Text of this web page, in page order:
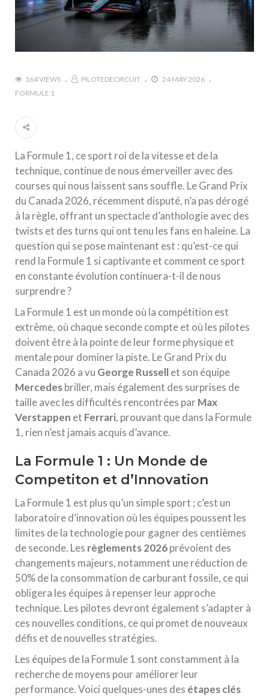
164 VIEWS PILOTEDECIRCUIT
24 MAY 2026
FORMULE 1
La Formule 1, ce sport roi de la vitesse et de la
technique, continue de nous émerveiller avec des
courses qui nous laissent sans souffle. Le Grand Prix
du Canada 2026, récemment disputé, n’a pas dérogé
à la règle, offrant un spectacle d’anthologie avec des
twists et des turns qui ont tenu les fans en haleine. La
question qui se pose maintenant est : qu’est-ce qui
rend la Formule 1 si captivante et comment ce sport
en constante évolution continuera-t-il de nous
surprendre ?
La Formule 1 est un monde où la compétition est
extrême, où chaque seconde compte et où les pilotes
doivent être à la pointe de leur forme physique et
mentale pour dominer la piste. Le Grand Prix du
Canada 2026 a vu George Russellet son équipe
Mercedesbriller, mais également des surprises de
taille avec les difficultés rencontrées parMax
Verstappen et Ferrari, prouvant que dans la Formule
1, rien n’est jamais acquis d’avance.
La Formule 1 : Un Monde de
Competiton et d’Innovation
La Formule 1 est plus qu’un simple sport ; c’est un
laboratoire d’innovation où les équipes poussent les
limites de la technologie pour gagner des centièmes
de seconde. Les règlements 2026prévoient des
changements majeurs, notamment une réduction de
50% de la consommation de carburant fossile, ce qui
obligera les équipes à repenser leur approche
technique. Les pilotes devront également s’adapter à
ces nouvelles conditions, ce qui promet de nouveaux
défis et de nouvelles stratégies.
Les équipes de la Formule 1 sont constamment à la
recherche de moyens pour améliorer leur
performance. Voici quelques-unes des étapes clés